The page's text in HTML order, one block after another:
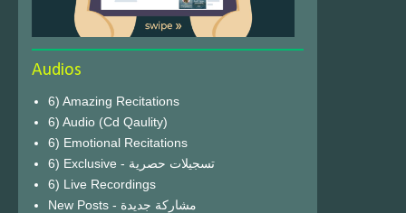
Audios
6) Amazing Recitations
6) Audio (Cd Qaulity)
6) Emotional Recitations
6) Exclusive - تسجيلات حصرية
6) Live Recordings
New Posts - مشاركة جديدة